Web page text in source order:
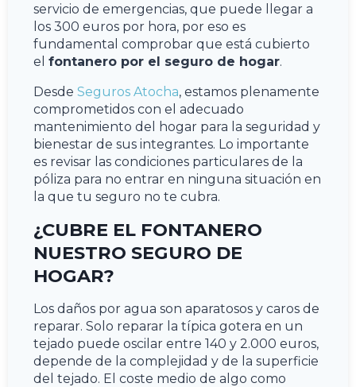
servicio de emergencias, que puede llegar a
los 300 euros por hora, por eso es
fundamental comprobar que está cubierto
el fontanero por el seguro de hogar.
Desde Seguros Atocha, estamos plenamente
comprometidos con el adecuado
mantenimiento del hogar para la seguridad y
bienestar de sus integrantes. Lo importante
es revisar las condiciones particulares de la
póliza para no entrar en ninguna situación en
la que tu seguro no te cubra.
¿CUBRE EL FONTANERO
NUESTRO SEGURO DE
HOGAR?
Los daños por agua son aparatosos y caros de
reparar. Solo reparar la típica gotera en un
tejado puede oscilar entre 140 y 2.000 euros,
depende de la complejidad y de la superficie
del tejado. El coste medio de algo como